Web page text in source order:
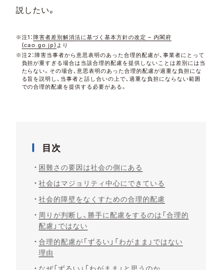
説したい。
※注1：障害者差別解消法に基づく基本方針の改定 – 内閣府
(cao.go.jp) より
※注2：障害当事者から意思表明のあった合理的配慮が、事業者にとって
負担が重すぎる場合は当該合理的配慮を提供しないことは差別には当
たらない。その場合、意思表明のあった合理的配慮が過重な負担にな
る旨を説明し、当事者と話し合いの上で、過重な負担にならない範囲
での合理的配慮を提供する必要がある。
目次
困難さの要因は社会の側にある
社会はマジョリティ中心にできている
社会的障壁をなくすための合理的配慮
周りが判断し、勝手に配慮をするのは「合理的
配慮」ではない
合理的配慮が「ずるい」「わがまま」ではない
理由